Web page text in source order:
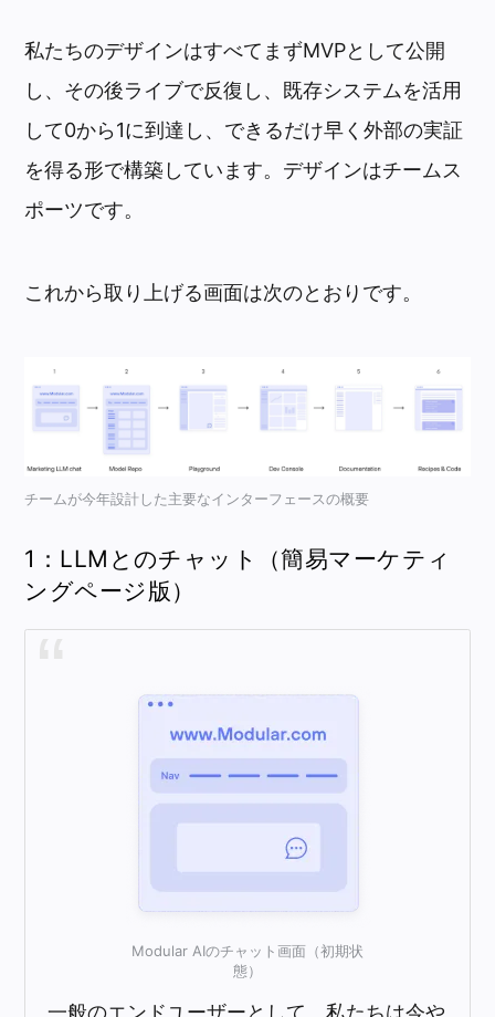
私たちのデザインはすべてまずMVPとして公開
し、その後ライブで反復し、既存システムを活用
して0から1に到達し、できるだけ早く外部の実証
を得る形で構築しています。デザインはチームス
ポーツです。
これから取り上げる画面は次のとおりです。
チームが今年設計した主要なインターフェースの概要
1：LLMとのチャット（簡易マーケティ
ングページ版）
Modular AIのチャット画面（初期状
態）
一般のエンドユーザーとして、私たちは今や